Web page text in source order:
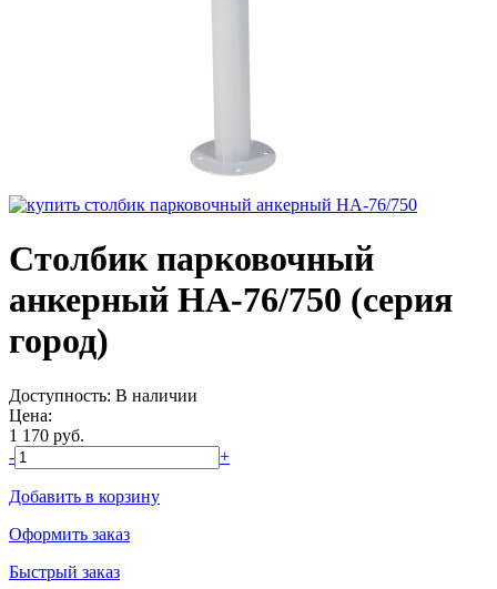
Столбик парковочный
анкерный НА-76/750 (серия
город)
Доступность: В наличии
Цена:
1 170 руб.
-
+
Добавить в корзину
Оформить заказ
Быстрый заказ